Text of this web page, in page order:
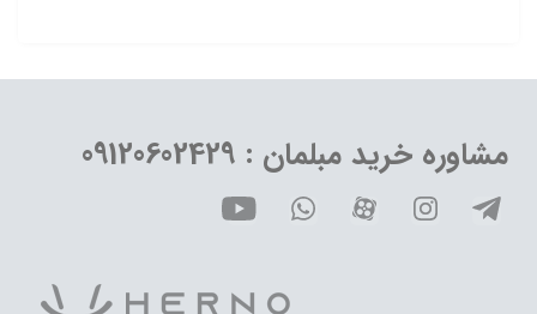
مشاوره خرید مبلمان : 09120602429